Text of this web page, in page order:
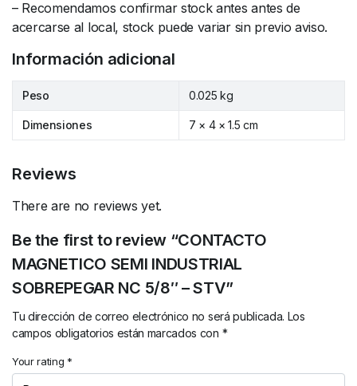
– Recomendamos confirmar stock antes antes de
acercarse al local, stock puede variar sin previo aviso.
Información adicional
Peso 0.025 kg
Dimensiones 7 × 4 × 1.5 cm
Reviews
There are no reviews yet.
Be the first to review “CONTACTO
MAGNETICO SEMI INDUSTRIAL
SOBREPEGAR NC 5/8″ – STV”
Tu dirección de correo electrónico no será publicada. Los
campos obligatorios están marcados con *
Your rating *